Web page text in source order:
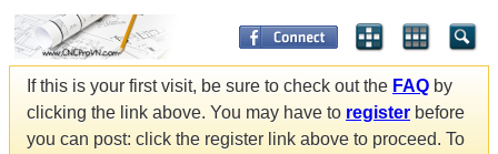
If this is your first visit, be sure to check out the FAQ by
clicking the link above. You may have to register before
you can post: click the register link above to proceed. To